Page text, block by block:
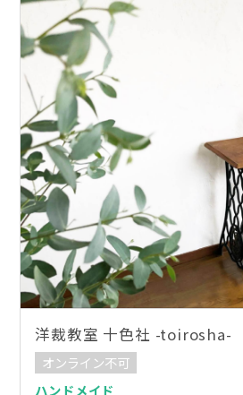
洋裁教室 十色社 -toirosha-
オンライン不可
ハンドメイド